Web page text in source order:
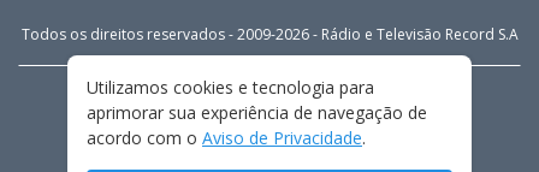
Todos os direitos reservados - 2009-2026- Rádio e Televisão Record S.A
FALE CONOSCO
PRIVACIDADE
TERMOS E CONDIÇÕES DE USO
Utilizamos cookies e tecnologia para
aprimorar sua experiência de navegação de
acordo com o Aviso de Privacidade.